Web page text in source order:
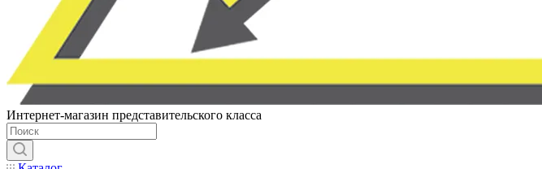
Интернет-магазин представительского класса